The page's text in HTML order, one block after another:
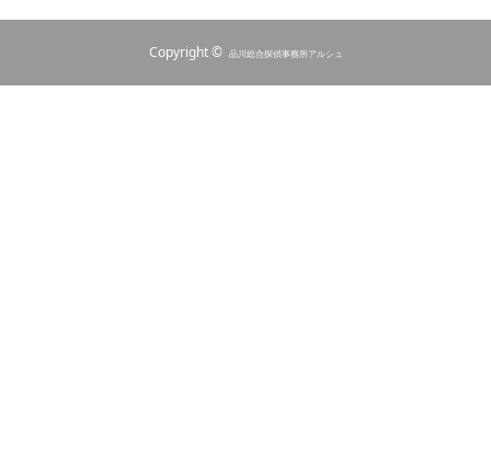
Copyright © 品川総合探偵事務所アルシュ